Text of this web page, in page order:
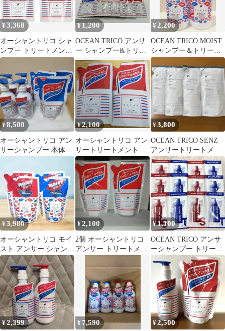
¥3,368
オーシャントリコ シャ
ンプー トリートメント
詰替えセット 各350ml
¥1,200
OCEAN TRICO アンサ
ー シャンプー&トリー
トメント10mL10個セッ
ト
¥2,200
OCEAN TRICO MOIST
シャンプー＆トリート
メント セット
¥8,500
オーシャントリコ アン
サーシャンプー 本体④
つめかえ用③
¥2,100
オーシャントリコ アン
サートリートメント 詰
め替え350ml 2個
¥3,800
OCEAN TRICO SENZ
アンサートリートメン
ト スカルプ 4個セット
¥3,980
オーシャントリコ モイ
スト アンサー シャンプ
ー トリートメント
MOIST
¥2,100
2個 オーシャントリコ
アンサー トリートメン
¥1,100
OCEAN TRICO アンサ
ーシャンプー トリート
メント 試供品 12包
¥2,399 ¥ 7,590 ¥2,500